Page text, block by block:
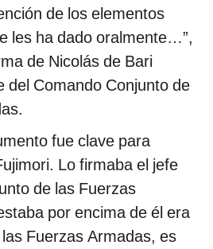
de los elementos
les ha dado oralmente…”,
de Nicolás de Bari
del Comando Conjunto de
fue clave para
Lo firmaba el jefe
de las Fuerzas
por encima de él era
Fuerzas Armadas, es